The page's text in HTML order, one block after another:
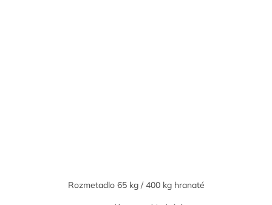
Rozmetadlo 65 kg / 400 kg hranaté